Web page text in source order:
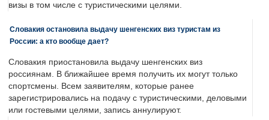
визы в том числе с туристическими целями.
Словакия остановила выдачу шенгенских виз туристам из
России: а кто вообще дает?
Словакия приостановила выдачу шенгенских виз
россиянам. В ближайшее время получить их могут только
спортсмены. Всем заявителям, которые ранее
зарегистрировались на подачу с туристическими, деловыми
или гостевыми целями, запись аннулируют.